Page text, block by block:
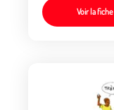
Voir la fiche